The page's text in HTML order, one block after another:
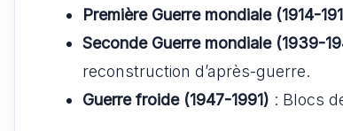
Première Guerre mondiale (1914-
Seconde Guerre mondiale (1939-
reconstruction d’après-guerre.
Guerre froide (1947-1991) : Blocs